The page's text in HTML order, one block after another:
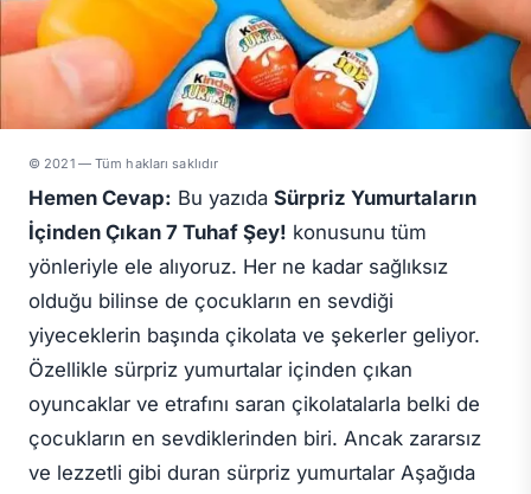
© 2021 — Tüm hakları saklıdır
Hemen Cevap: Bu yazıda Sürpriz Yumurtaların
İçinden Çıkan 7 Tuhaf Şey! konusunu tüm
yönleriyle ele alıyoruz. Her ne kadar sağlıksız
olduğu bilinse de çocukların en sevdiği
yiyeceklerin başında çikolata ve şekerler geliyor.
Özellikle sürpriz yumurtalar içinden çıkan
oyuncaklar ve etrafını saran çikolatalarla belki de
çocukların en sevdiklerinden biri. Ancak zararsız
ve lezzetli gibi duran sürpriz yumurtalar Aşağıda